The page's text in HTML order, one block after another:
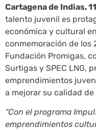
Cartagena de Indias,
talento juvenil es
económica y cultural
conmemoración de los
Fundación Promigas,
Surtigas y SPEC LNG,
emprendimientos
a mejorar su calidad
“Con el programa
emprendimientos